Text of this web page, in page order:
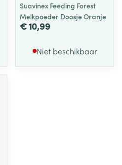
Suavinex Feeding Forest
Melkpoeder Doosje Oranje
€ 10,99
Niet beschikbaar